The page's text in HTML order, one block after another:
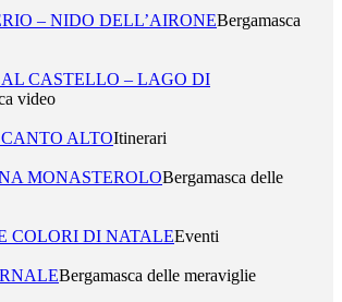
– NIDO DELL’AIRONEBergamasca
CASTELLO – LAGO DI
video
ALTOItinerari
MONASTEROLOBergamasca delle
COLORI DI NATALEEventi
Bergamasca delle meraviglie